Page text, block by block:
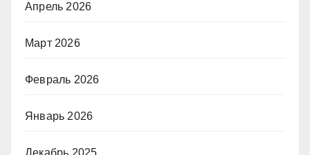
Апрель 2026
Март 2026
Февраль 2026
Январь 2026
Декабрь 2025